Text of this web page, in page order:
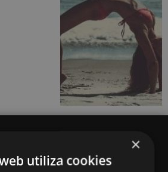
×
utiliza cookies